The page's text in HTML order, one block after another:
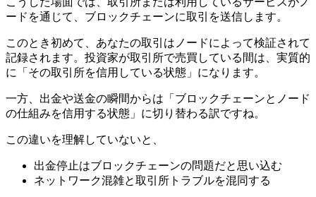
ードを通じて、ブロックチェーンに取引を送信します。
このとき初めて、あなたの取引はノードによって検証されて
記録されます。投資家が取引所で売買している間は、実質的
に「その取引所を信用している状態」になります。
一方、出金や送金の瞬間からは「ブロックチェーンとノード
の仕組みを信用する状態」に切り替わる訳ですね。
この違いを理解していないと、
出金停止はブロックチェーンの問題だと思い込む
ネットワーク混雑と取引所トラブルを混同する